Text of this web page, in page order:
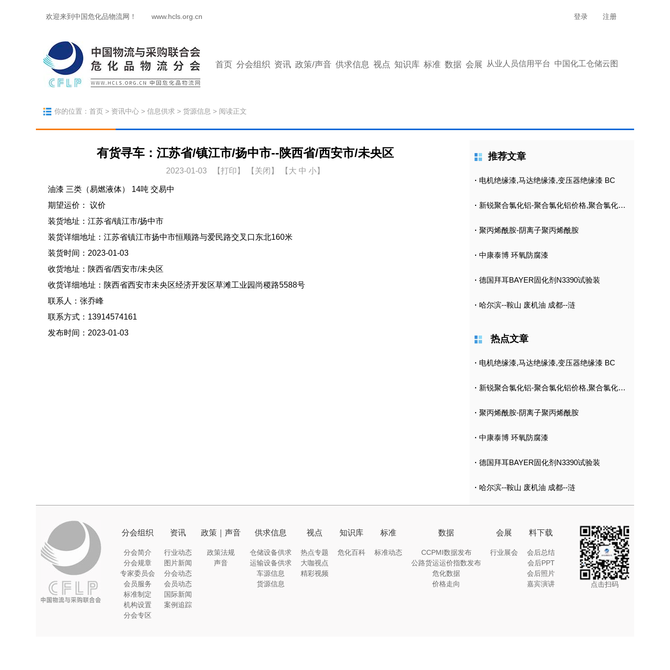
欢迎来到中国危化品物流网！ www.hcls.org.cn 登录 注册
首页 分会组织 资讯 政策/声音 供求信息 视点 知识库 标准 数据 会展 从业人员信用平台 中国化工仓储云图
你的位置： 首页 > 资讯中心 > 信息供求 > 货源信息 > 阅读正文
有货寻车：江苏省/镇江市/扬中市--陕西省/西安市/未央区
2023-01-03 【打印 】 【关闭】 【 大 中 小】
油漆 三类（易燃液体） 14吨 交易中
期望运价： 议价
装货地址：江苏省/镇江市/扬中市
装货详细地址：江苏省镇江市扬中市恒顺路与爱民路交叉口东北160米
装货时间：2023-01-03
收货地址：陕西省/西安市/未央区
收货详细地址：陕西省西安市未央区经济开发区草滩工业园尚稷路5588号
联系人：张乔峰
联系方式：13914574161
发布时间：2023-01-03
推荐文章
· 电机绝缘漆,马达绝缘漆,变压器绝缘漆 BC
· 新锐聚合氯化铝-聚合氯化铝价格,聚合氯化铝批
· 聚丙烯酰胺-阴离子聚丙烯酰胺
· 中康泰博 环氧防腐漆
· 德国拜耳BAYER固化剂N3390试验装
· 哈尔滨--鞍山 废机油 成都--涟
热点文章
· 电机绝缘漆,马达绝缘漆,变压器绝缘漆 BC
· 新锐聚合氯化铝-聚合氯化铝价格,聚合氯化铝批
· 聚丙烯酰胺-阴离子聚丙烯酰胺
· 中康泰博 环氧防腐漆
· 德国拜耳BAYER固化剂N3390试验装
· 哈尔滨--鞍山 废机油 成都--涟
分会组织
分会简介
分会规章
专家委员会
会员服务
标准制定
机构设置
分会专区
资讯
行业动态
图片新闻
分会动态
会员动态
国际新闻
案例追踪
政策｜声音
政策法规
声音
供求信息
仓储设备供求
运输设备供求
车源信息
货源信息
视点
热点专题
大咖视点
精彩视频
知识库
危化百科
标准
标准动态
数据
CCPMI数据发布
公路货运运价指数发布
危化数据
价格走向
会展
行业展会
料下载
会后总结
会后PPT
会后照片
嘉宾演讲
点击扫码